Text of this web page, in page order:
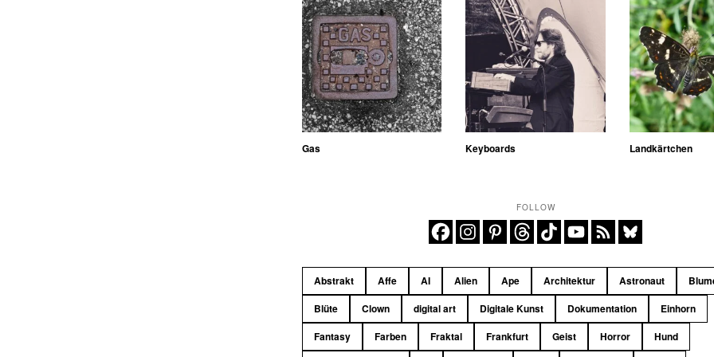
Gas Keyboards Landkärtchen
FOLLOW
Abstrakt Affe AI Alien Ape Architektur Astronaut
Blüte
Clown digital art Digitale Kunst Dokumentation
Einhorn
Fantasy
Farben Fraktal Frankfurt Geist Horror
Hund